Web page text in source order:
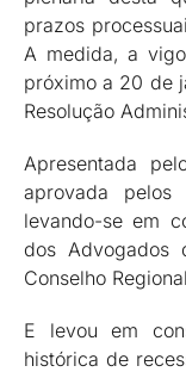
prazos
A medida, a
próximo a 20 de
Resolução
Apresentada
aprovada pelos
levando-se em
dos Advogados
Conselho
E levou em
histórica de